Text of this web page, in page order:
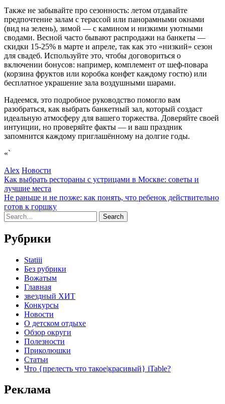
Также не забывайте про сезонность: летом отдавайте
предпочтение залам с терассой или панорамными окнами
(вид на зелень), зимой — с камином и низкими уютными
сводами. Весной часто бывают распродажи на банкеты —
скидки 15-25% в марте и апреле, так как это «низкий» сезон
для свадеб. Используйте это, чтобы договориться о
включении бонусов: например, комплемент от шеф-повара
(корзина фруктов или коробка конфет каждому гостю) или
бесплатное украшение зала воздушными шарами.
Надеемся, это подробное руководство помогло вам
разобраться, как выбрать банкетный зал, который создаст
идеальную атмосферу для вашего торжества. Доверяйте своей
интуиции, но проверяйте факты — и ваш праздник
запомнится каждому приглашённому на долгие годы.
«`
Alex Новости
Как выбрать рестораны с устрицами в Москве: советы и
лучшие места
Не раньше и не позже: как понять, что ребенок действительно
готов к горшку
Рубрики
Statiii
Без рубрики
Вожатым
Главная
звездный ХИТ
Конкурсы
Новости
О детском отдыхе
Обзор округи
Полезности
Приколюшки
Статьи
Что {прелесть что такое|красивый} iTable?
Реклама